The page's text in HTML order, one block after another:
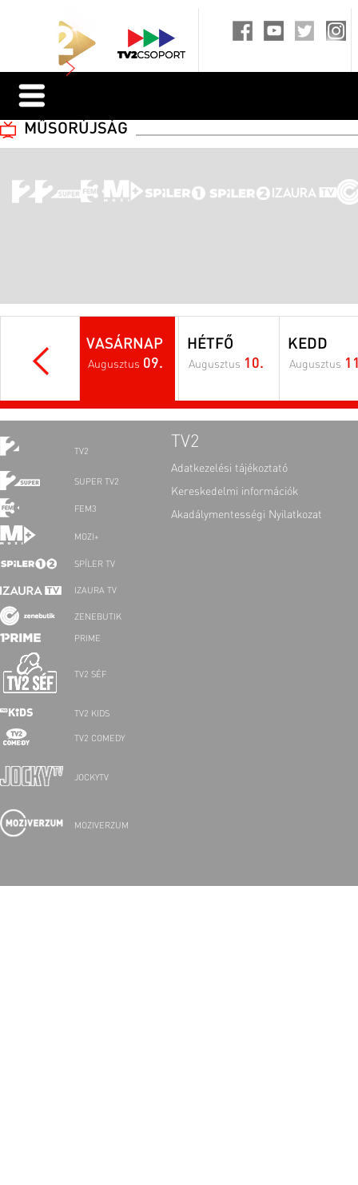
MŰSORÚJSÁG
VASÁRNAP
Augusztus 09.
HÉTFŐ
Augusztus 10.
KEDD
Augusztus
TV2
SUPER TV2
FEM3
MOZI+
SPÍLER TV
IZAURA TV
ZENEBUTIK
PRIME
TV2 SÉF
TV2 KIDS
TV2 COMEDY
JOCKYTV
MOZIVERZUM
TV2
Adatkezelési tájékoztató
Kereskedelmi információk
Akadálymentességi Nyilatkozat